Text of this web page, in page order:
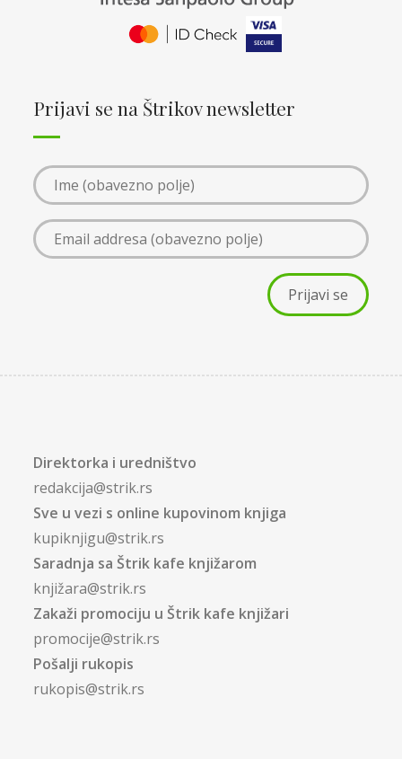
Prijavi se na Štrikov newsletter
Direktorka i uredništvo
redakcija@strik.rs
Sve u vezi s online kupovinom knjiga
kupiknjigu@strik.rs
Saradnja sa Štrik kafe knjižarom
knjižara@strik.rs
Zakaži promociju u Štrik kafe knjižari
promocije@strik.rs
Pošalji rukopis
rukopis@strik.rs